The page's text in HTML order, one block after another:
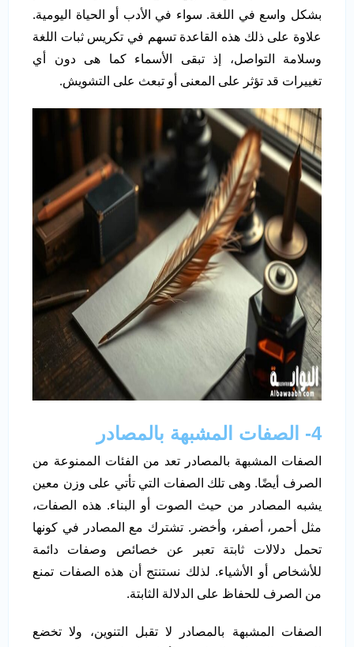
بشكل واسع في اللغة. سواء في الأدب أو الحياة اليومية.
علاوة على ذلك هذه القاعدة تسهم في تكريس ثبات اللغة
وسلامة التواصل، إذ تبقى الأسماء كما هى دون أي
تغييرات قد تؤثر على المعنى أو تبعث على التشويش.
4- الصفات المشبهة بالمصادر
الصفات المشبهة بالمصادر تعد من الفئات الممنوعة من
الصرف أيضًا. وهى تلك الصفات التي تأتي على وزن معين
يشبه المصادر من حيث الصوت أو البناء. هذه الصفات،
مثل أحمر، أصفر، وأخضر. تشترك مع المصادر في كونها
تحمل دلالات ثابتة تعبر عن خصائص وصفات دائمة
للأشخاص أو الأشياء. لذلك نستنتج أن هذه الصفات تمنع
من الصرف للحفاظ على الدلالة الثابتة.
الصفات المشبهة بالمصادر لا تقبل التنوين، ولا تخضع